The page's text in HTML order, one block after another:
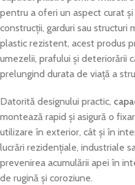
pentru a oferi un aspect curat
construcții, garduri sau structuri
plastic rezistent, acest produs
umezelii, prafului și deteriorării
prelungind durata de viață a
Datorită designului practic,
montează rapid și asigură o
utilizare în exterior, cât și în
lucrări rezidențiale, industriale
prevenirea acumulării apei în
de rugină și coroziune.